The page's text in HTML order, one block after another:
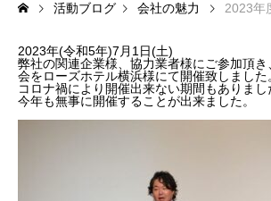
ブログ
CSR
地域貢献企業
活動ブログ 会社の魅力 2023年
2023年(令和5年)7月1日(土)
弊社の関連企業様、協力業者様にご参加頂
会をローズホテル横浜様にて開催致しました
コロナ禍により開催出来ない期間もありまし
今年も無事に開催することが出来ました。